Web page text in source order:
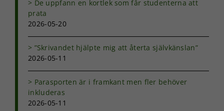
De uppfann en kortlek som får studenterna att
prata
2026-05-20
”Skrivandet hjälpte mig att återta självkänslan”
2026-05-11
Parasporten är i framkant men fler behöver
inkluderas
2026-05-11